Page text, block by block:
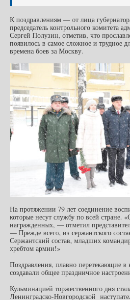
К поздравлениям — от лица
председатель контрольного комитета
Сергей Полузин, отметив, что п
появилось в самое сложное и трудное
времена боев за Москву.
На протяжении 79 лет соединение
которые несут службу по всей стране.
награжденных, — отметил
— Прежде всего, из сержантского
Сержантский состав, младших
хребтом армии!»
Поздравления, плавно перетекающие в
создавали общее праздничное
Кульминацией торжественного дня
Ленинградско-Новгородской